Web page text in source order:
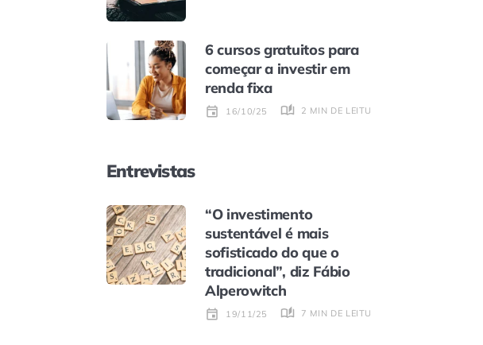
6 cursos gratuitos para
começar a investir em
renda fixa
16/10/25 2 MIN DE LEITURA
Entrevistas
“O investimento
sustentável é mais
sofisticado do que o
tradicional”, diz Fábio
Alperowitch
19/11/25 7 MIN DE LEITURA